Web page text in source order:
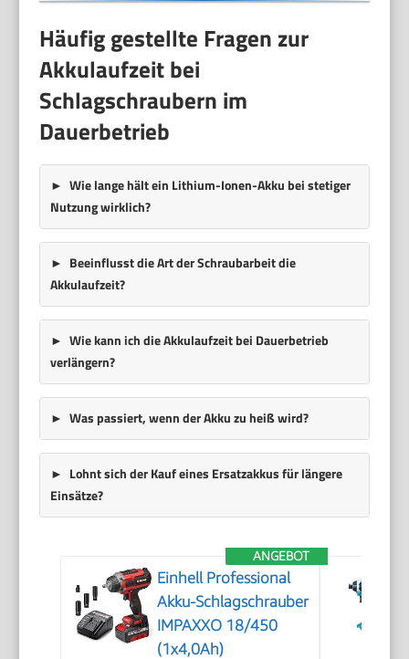
Häufig gestellte Fragen zur
Akkulaufzeit bei
Schlagschraubern im
Dauerbetrieb
Wie lange hält ein Lithium-Ionen-Akku bei stetiger
Nutzung wirklich?
Beeinflusst die Art der Schraubarbeit die
Akkulaufzeit?
Wie kann ich die Akkulaufzeit bei Dauerbetrieb
verlängern?
Was passiert, wenn der Akku zu heiß wird?
Lohnt sich der Kauf eines Ersatzakkus für längere
Einsätze?
ANGEBOT
Einhell Professional
Akku-Schlagschrauber
IMPAXXO 18/450
(1x4,0Ah)